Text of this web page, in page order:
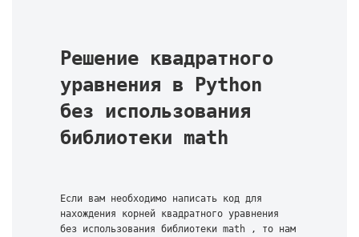
Решение квадратного
уравнения в Python
без использования
библиотеки math
Если вам необходимо написать код для
нахождения корней квадратного уравнения
без использования библиотеки math , то нам